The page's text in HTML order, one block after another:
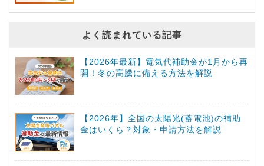
よく読まれている記事
【2026年最新】電気代補助金が1月から再
開！冬の高騰に備える方法を解説
【2026年】全国の太陽光(蓄電池)の補助
金はいくら？対象・申請方法を解説